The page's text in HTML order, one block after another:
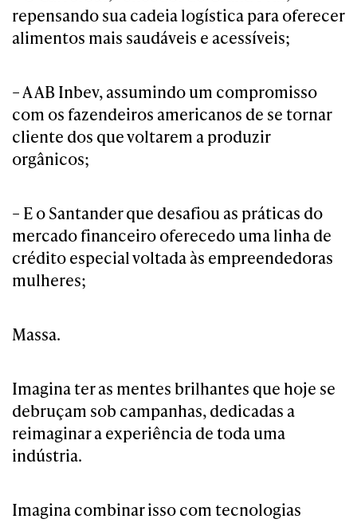
repensando sua cadeia logística para oferecer
alimentos mais saudáveis e acessíveis;
– A AB Inbev, assumindo um compromisso
com os fazendeiros americanos de se tornar
cliente dos que voltarem a produzir
orgânicos;
– E o Santander que desafiou as práticas do
mercado financeiro oferecedo uma linha de
crédito especial voltada às empreendedoras
mulheres;
Massa.
Imagina ter as mentes brilhantes que hoje se
debruçam sob campanhas, dedicadas a
reimaginar a experiência de toda uma
indústria.
Imagina combinar isso com tecnologias